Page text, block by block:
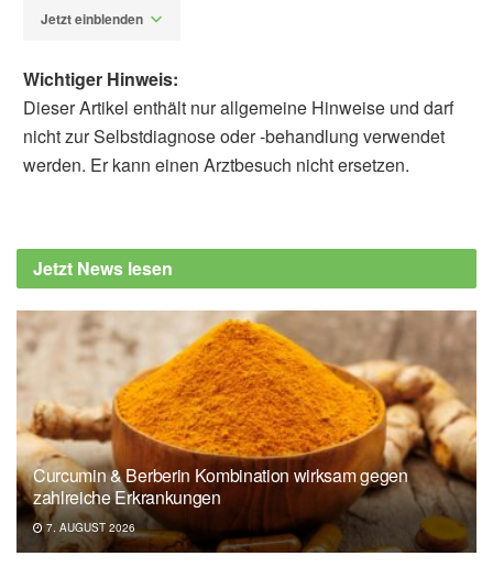
Jetzt einblenden
Maßnahmen wirken!, (Abruf: 22.03.2020),
Technische Universität Wien
Wichtiger Hinweis:
Dieser Artikel enthält nur allgemeine Hinweise und darf
nicht zur Selbstdiagnose oder -behandlung verwendet
werden. Er kann einen Arztbesuch nicht ersetzen.
Jetzt News lesen
Curcumin & Berberin Kombination wirksam gegen
zahlreiche Erkrankungen
7. AUGUST 2026